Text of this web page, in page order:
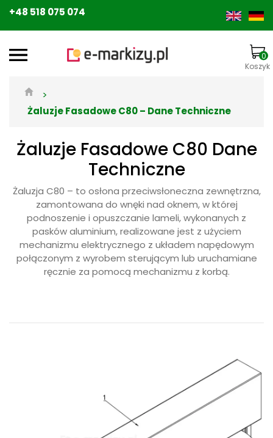
+48 518 075 074
0
Koszyk
>
Żaluzje Fasadowe C80 – Dane Techniczne
Żaluzje Fasadowe C80 Dane
Techniczne
Żaluzja C80 – to osłona przeciwsłoneczna zewnętrzna,
zamontowana do wnęki nad oknem, w której
podnoszenie i opuszczanie lameli, wykonanych z
pasków aluminium, realizowane jest z użyciem
mechanizmu elektrycznego z układem napędowym
połączonym z wyrobem sterującym lub uruchamiane
ręcznie za pomocą mechanizmu z korbą.